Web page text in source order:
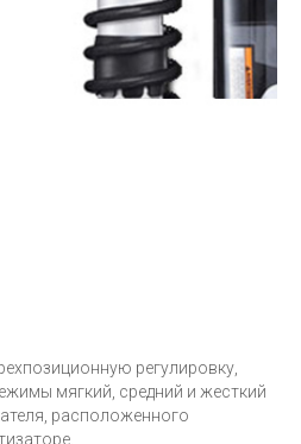
регулировку,
мягкий, средний и жесткий
расположенного